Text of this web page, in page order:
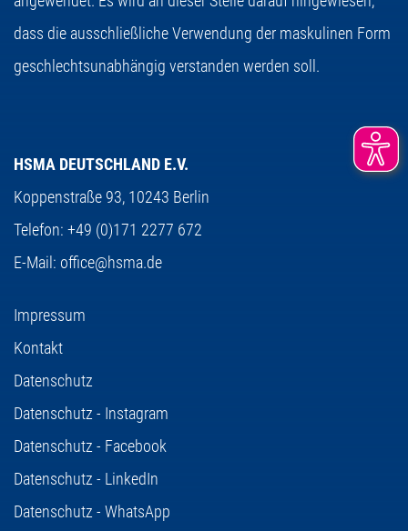
dass die ausschließliche Verwendung der maskulinen Form
geschlechtsunabhängig verstanden werden soll.
HSMA DEUTSCHLAND E.V.
Koppenstraße 93, 10243 Berlin
Telefon: +49 (0)171 2277 672
E-Mail: office@hsma.de
Impressum
Kontakt
Datenschutz
Datenschutz - Instagram
Datenschutz - Facebook
Datenschutz - LinkedIn
Datenschutz - WhatsApp